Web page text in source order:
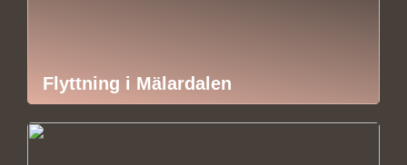
Flyttning i Mälardalen